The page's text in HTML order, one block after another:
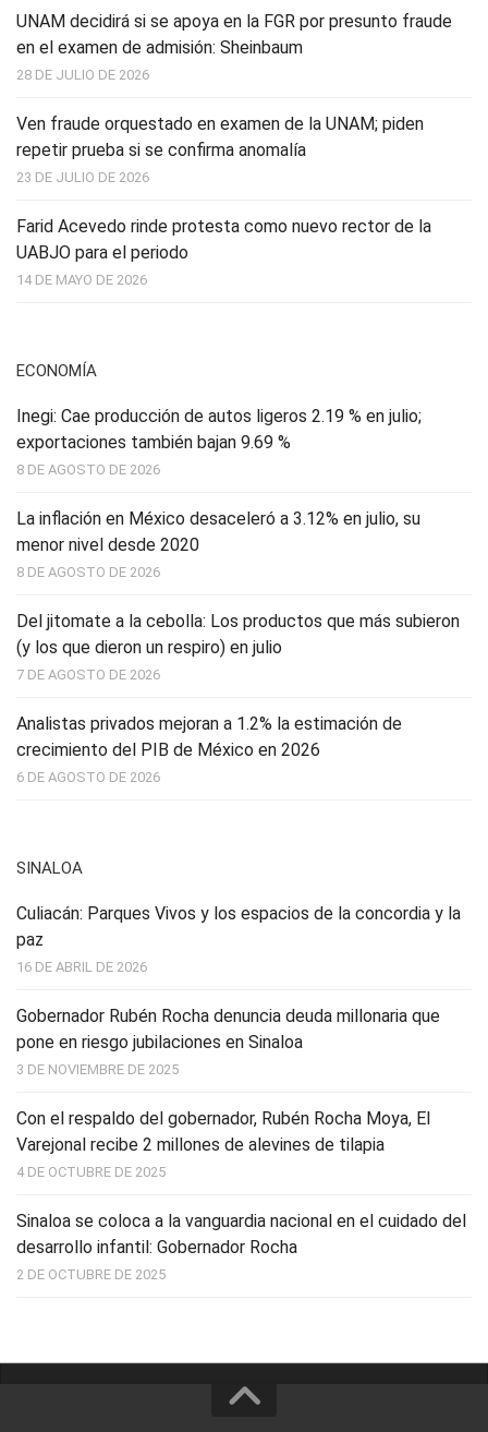
UNAM decidirá si se apoya en la FGR por presunto fraude
en el examen de admisión: Sheinbaum
28 DE JULIO DE 2026
Ven fraude orquestado en examen de la UNAM; piden
repetir prueba si se confirma anomalía
23 DE JULIO DE 2026
Farid Acevedo rinde protesta como nuevo rector de la
UABJO para el periodo
14 DE MAYO DE 2026
ECONOMÍA
Inegi: Cae producción de autos ligeros 2.19 % en julio;
exportaciones también bajan 9.69 %
8 DE AGOSTO DE 2026
La inflación en México desaceleró a 3.12% en julio, su
menor nivel desde 2020
8 DE AGOSTO DE 2026
Del jitomate a la cebolla: Los productos que más subieron
(y los que dieron un respiro) en julio
7 DE AGOSTO DE 2026
Analistas privados mejoran a 1.2% la estimación de
crecimiento del PIB de México en 2026
6 DE AGOSTO DE 2026
SINALOA
Culiacán: Parques Vivos y los espacios de la concordia y la
paz
16 DE ABRIL DE 2026
Gobernador Rubén Rocha denuncia deuda millonaria que
pone en riesgo jubilaciones en Sinaloa
3 DE NOVIEMBRE DE 2025
Con el respaldo del gobernador, Rubén Rocha Moya, El
Varejonal recibe 2 millones de alevines de tilapia
4 DE OCTUBRE DE 2025
Sinaloa se coloca a la vanguardia nacional en el cuidado del
desarrollo infantil: Gobernador Rocha
2 DE OCTUBRE DE 2025